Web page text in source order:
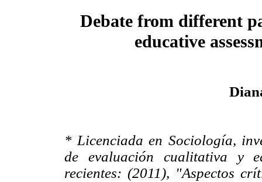
Debate from different
educative
* Licenciada en Sociología,
de evaluación cualitativa y
recientes: (2011), "Aspectos